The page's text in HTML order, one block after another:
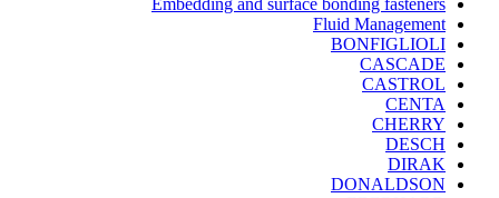
Fluid Management
BONFIGLIOLI
CASCADE
CASTROL
CENTA
CHERRY
DESCH
DIRAK
DONALDSON